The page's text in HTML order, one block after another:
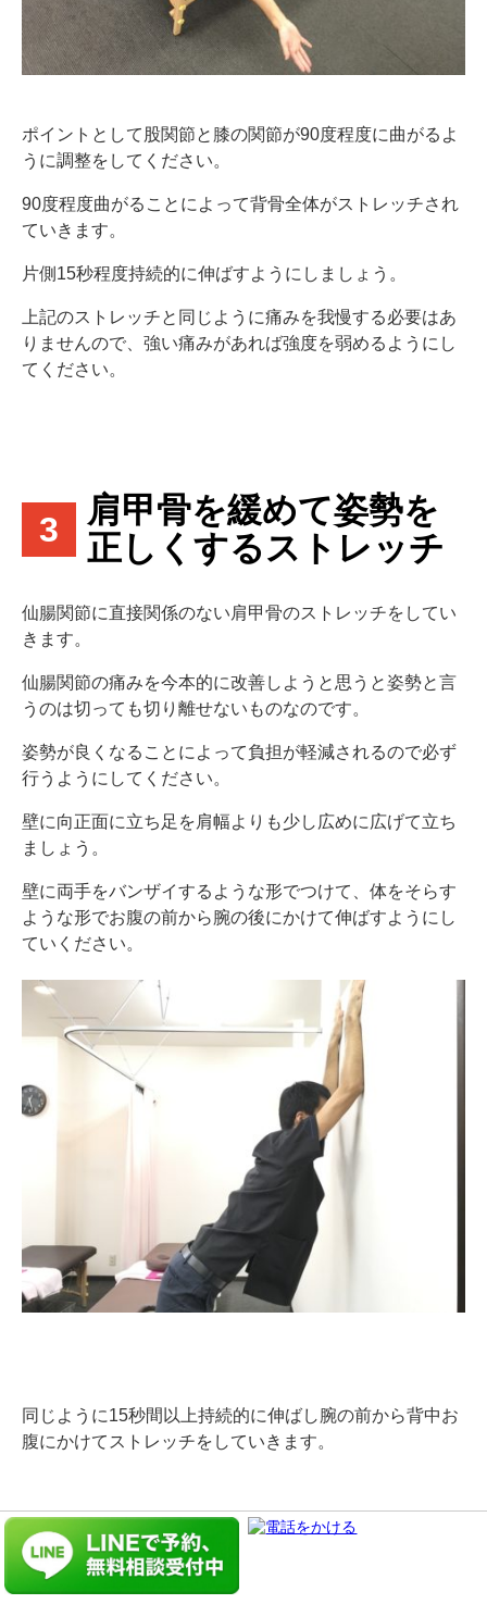
ポイントとして股関節と膝の関節が90度程度に曲がるよ
うに調整をしてください。
90度程度曲がることによって背骨全体がストレッチされ
ていきます。
片側15秒程度持続的に伸ばすようにしましょう。
上記のストレッチと同じように痛みを我慢する必要はあ
りませんので、強い痛みがあれば強度を弱めるようにし
てください。
3
肩甲骨を緩めて姿勢を
正しくするストレッチ
仙腸関節に直接関係のない肩甲骨のストレッチをしてい
きます。
仙腸関節の痛みを今本的に改善しようと思うと姿勢と言
うのは切っても切り離せないものなのです。
姿勢が良くなることによって負担が軽減されるので必ず
行うようにしてください。
壁に向正面に立ち足を肩幅よりも少し広めに広げて立ち
ましょう。
壁に両手をバンザイするような形でつけて、体をそらす
ような形でお腹の前から腕の後にかけて伸ばすようにし
ていください。
同じように15秒間以上持続的に伸ばし腕の前から背中お
腹にかけてストレッチをしていきます。
以上3つのストレッチは仙腸関節の痛みを改善するため
には非常に重要な役割を担う方法です。
無理をして痛みを我慢してまではする必要はありません